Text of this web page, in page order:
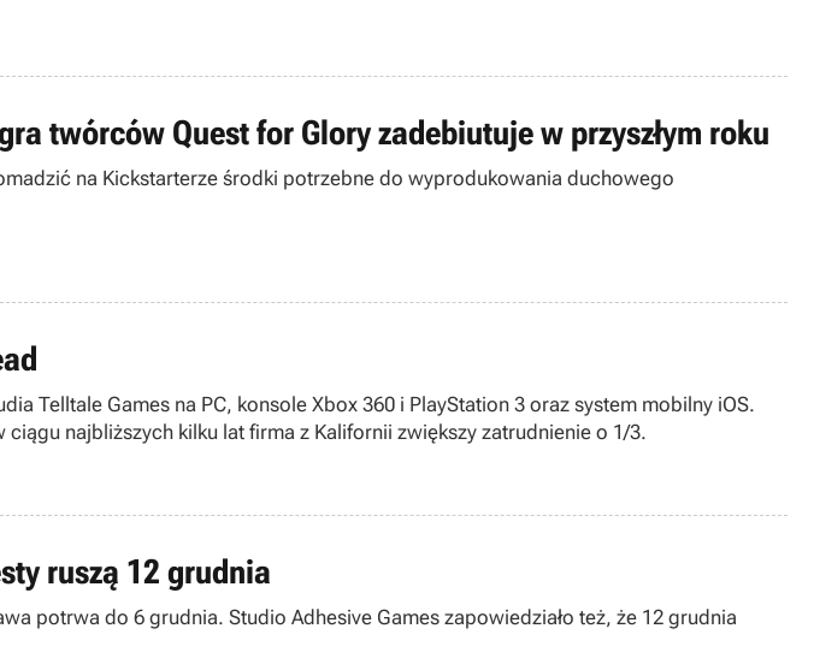
twórców Quest for Glory zadebiutuje w przyszłym roku
na Kickstarterze środki potrzebne do wyprodukowania duchowego
Telltale Games na PC, konsole Xbox 360 i PlayStation 3 oraz system mobilny iOS.
najbliższych kilku lat firma z Kalifornii zwiększy zatrudnienie o 1/3.
ruszą 12 grudnia
potrwa do 6 grudnia. Studio Adhesive Games zapowiedziało też, że 12 grudnia